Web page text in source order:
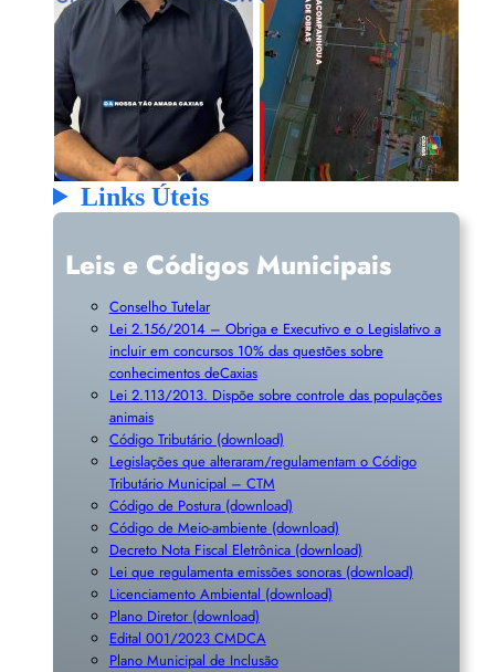
Links Úteis
Leis e Códigos Municipais
Conselho Tutelar
Lei 2.156/2014 – Obriga e Executivo e o Legislativo a
incluir em concursos 10% das questões sobre
conhecimentos deCaxias
Lei 2.113/2013. Dispõe sobre controle das populações
animais
Código Tributário (download)
Legislações que alteraram/regulamentam o Código
Tributário Municipal – CTM
Código de Postura (download)
Código de Meio-ambiente (download)
Decreto Nota Fiscal Eletrônica (download)
Lei que regulamenta emissões sonoras (download)
Licenciamento Ambiental (download)
Plano Diretor (download)
Edital 001/2023 CMDCA
Plano Municipal de Inclusão